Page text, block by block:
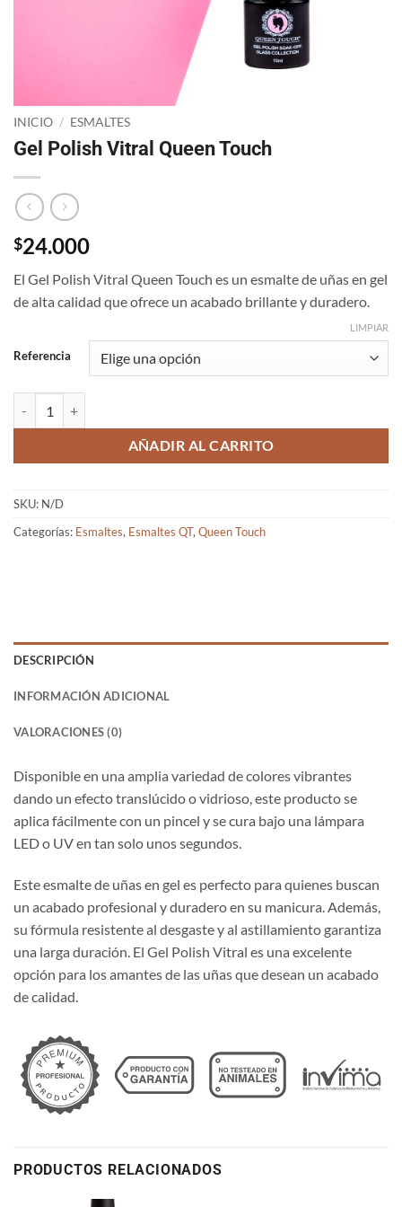
INICIO / ESMALTES
Gel Polish Vitral Queen Touch
$24.000
El Gel Polish Vitral Queen Touch es un esmalte de uñas en gel
de alta calidad que ofrece un acabado brillante y duradero.
Referencia
LIMPIAR
AÑADIR AL CARRITO
SKU: N/D
Categorías: Esmaltes, Esmaltes QT, Queen Touch
DESCRIPCIÓN
INFORMACIÓN ADICIONAL
VALORACIONES (0)
Disponible en una amplia variedad de colores vibrantes
dando un efecto translúcido o vidrioso, este producto se
aplica fácilmente con un pincel y se cura bajo una lámpara
LED o UV en tan solo unos segundos.
Este esmalte de uñas en gel es perfecto para quienes buscan
un acabado profesional y duradero en su manicura. Además,
su fórmula resistente al desgaste y al astillamiento garantiza
una larga duración. El Gel Polish Vitral es una excelente
opción para los amantes de las uñas que desean un acabado
de calidad.
PRODUCTOS RELACIONADOS